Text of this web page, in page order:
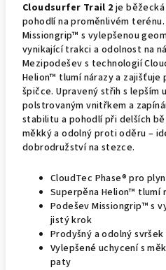
Cloudsurfer Trail 2je
pohodlí na proměnlivém
Missiongrip™ s vylepšenou
vynikající trakci a odolnost na
Mezipodešev s technologií
Helion™ tlumí nárazy a
špičce. Upravený střih s lepším
polstrovaným vnitřkem a
stabilitu a pohodlí při delších
měkký a odolný proti oděru –
dobrodružství na stezce.
CloudTec Phase® pro
Superpěna Helion™ tlumí
Podešev Missiongrip™ s
jistý krok
Prodyšný a odolný
Vylepšené uchycení s
paty